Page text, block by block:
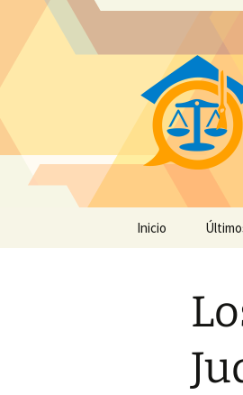
Inicio